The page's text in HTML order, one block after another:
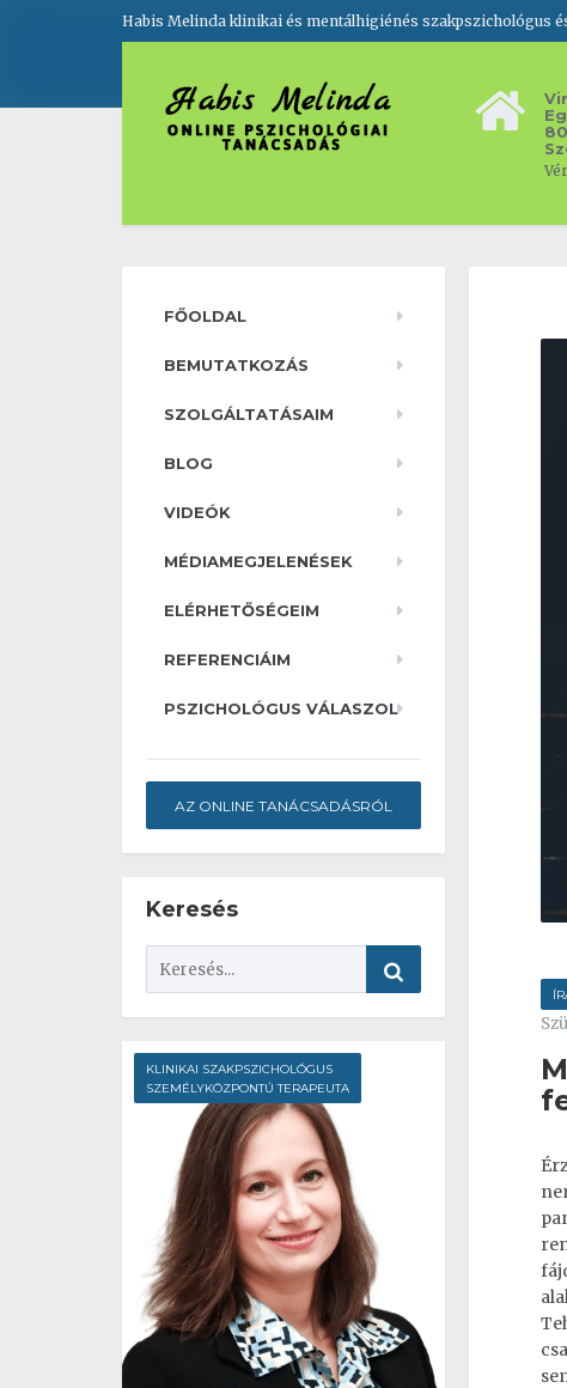
Habis Melinda klinikai és mentálhigiénés szakpszichológus
FŐOLDAL
BEMUTATKOZÁS
SZOLGÁLTATÁSAIM
BLOG
VIDEÓK
MÉDIAMEGJELENÉSEK
ELÉRHETŐSÉGEIM
REFERENCIÁIM
PSZICHOLÓGUS VÁLASZOL
AZ ONLINE TANÁCSADÁSRÓL
Keresés
KLINIKAI SZAKPSZICHOLÓGUS
SZEMÉLYKÖZPONTÚ TERAPEUTA